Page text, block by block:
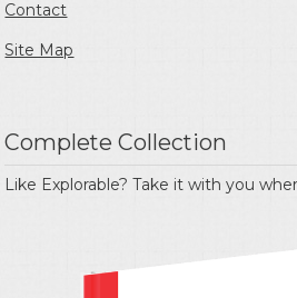
Contact
Site Map
Complete Collection
Like Explorable? Take it with you